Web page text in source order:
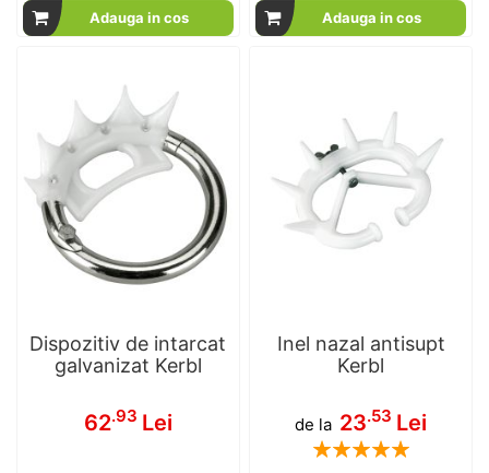
Adauga in cos Adauga in cos
Dispozitiv de intarcat
galvanizat Kerbl
62.93 Lei
Inel nazal antisupt
Kerbl
de la 23.53 Lei
Rating: